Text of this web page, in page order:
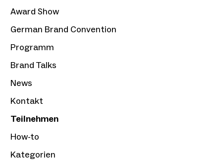
Award Show
German Brand Convention
Programm
Brand Talks
News
Kontakt
Teilnehmen
How-to
Kategorien